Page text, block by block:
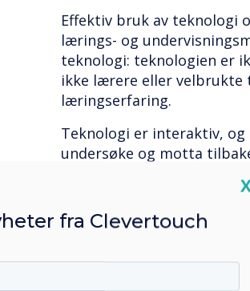
Effektiv bruk av teknologi
lærings- og
teknologi: teknologien er
ikke lærere eller
læringserfaring.
Teknologi er interaktiv,
undersøke og motta
ved å bruke et medium
verdi til leksjoner i
til å strekke og utvikle
klasseromsopplevelsen;
på, snarere enn en
Det er så mange måter
fra Clevertouch